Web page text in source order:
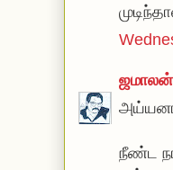
ஜமாலன்
நீண்ட